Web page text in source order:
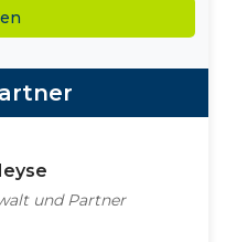
und Partner